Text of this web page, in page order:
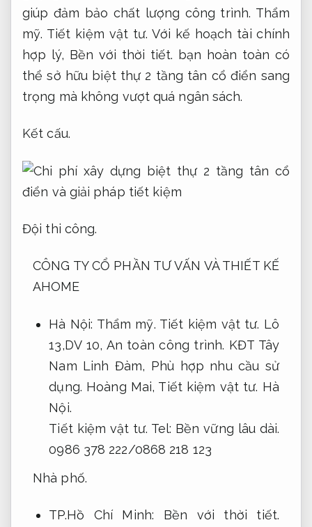
giúp đảm bảo chất lượng công trình. Thẩm
mỹ. Tiết kiệm vật tư. Với kế hoạch tài chính
hợp lý, Bền với thời tiết. bạn hoàn toàn có
thể sở hữu biệt thự 2 tầng tân cổ điển sang
trọng mà không vượt quá ngân sách.
Kết cấu.
Đội thi công.
CÔNG TY CỔ PHẦN TƯ VẤN VÀ THIẾT KẾ
AHOME
Hà Nội: Thẩm mỹ. Tiết kiệm vật tư. Lô
13,DV 10, An toàn công trình. KĐT Tây
Nam Linh Đàm, Phù hợp nhu cầu sử
dụng. Hoàng Mai, Tiết kiệm vật tư. Hà
Nội.
Tiết kiệm vật tư. Tel: Bền vững lâu dài.
0986 378 222/0868 218 123
Nhà phố.
TP.Hồ Chí Minh: Bền với thời tiết.